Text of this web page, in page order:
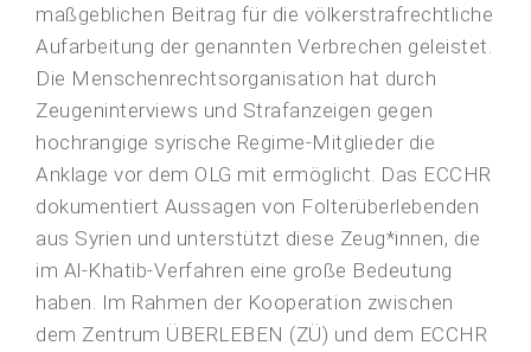
maßgeblichen Beitrag für die völkerstrafrechtliche
Aufarbeitung der genannten Verbrechen geleistet.
Die Menschenrechtsorganisation hat durch
Zeugeninterviews und Strafanzeigen gegen
hochrangige syrische Regime-Mitglieder die
Anklage vor dem OLG mit ermöglicht. Das ECCHR
dokumentiert Aussagen von Folterüberlebenden
aus Syrien und unterstützt diese Zeug*innen, die
im Al-Khatib-Verfahren eine große Bedeutung
haben. Im Rahmen der Kooperation zwischen
dem Zentrum ÜBERLEBEN (ZÜ) und dem ECCHR